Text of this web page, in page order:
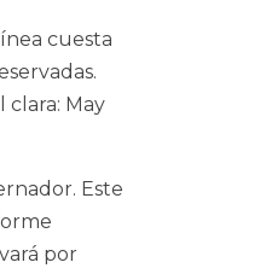
cuesta
clara: May
Este
por